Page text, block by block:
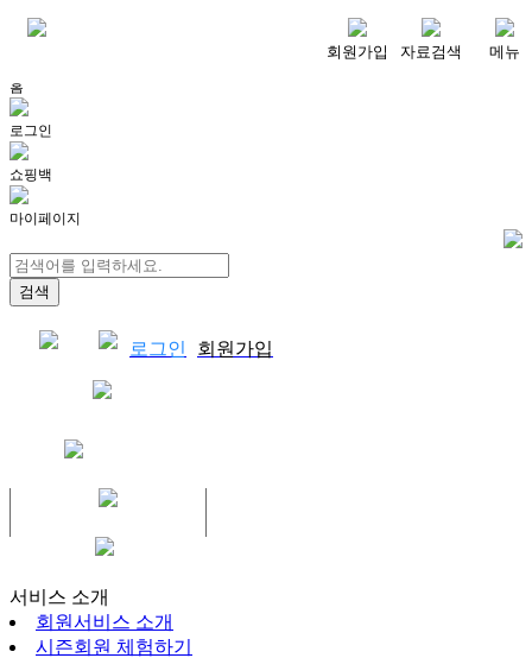
회원가입 자료검색 메뉴
홈
로그인
쇼핑백
마이페이지
로그인 회원가입
서비스 소개
회원서비스 소개
시즌회원 체험하기